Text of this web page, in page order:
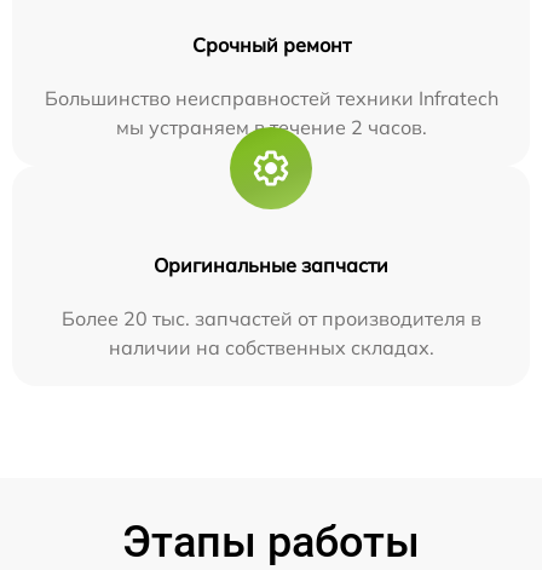
Срочный ремонт
Большинство неисправностей техники Infratech
мы устраняем в течение 2 часов.
Оригинальные запчасти
Более 20 тыс. запчастей от производителя в
наличии на собственных складах.
Этапы работы